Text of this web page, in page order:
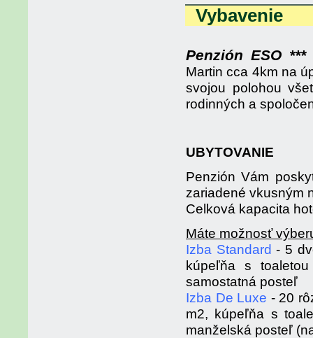
Vybavenie
Penzión ESO ***
Martin cca 4km na
svojou polohou
rodinných a
UBYTOVANIE
Penzión Vám
zariadené vkusným
Celková kapacita
Máte možnosť
Izba Standard - 5
kúpeľňa s
samostatná posteľ
Izba De Luxe - 20
m2, kúpeľňa s
manželská posteľ